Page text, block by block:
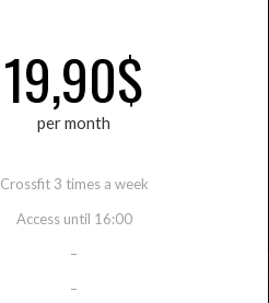
19,90$
per month
Crossfit 3 times a week
Access until 16:00
–
–